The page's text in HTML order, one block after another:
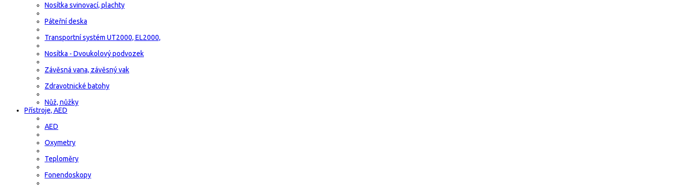
Nosítka svinovací, plachty
Páteřní deska
Transportní systém UT2000, EL2000,
Nosítka - Dvoukolový podvozek
Závěsná vana, závěsný vak
Zdravotnické batohy
Nůž, nůžky
Přístroje, AED
AED
Oxymetry
Teploměry
Fonendoskopy